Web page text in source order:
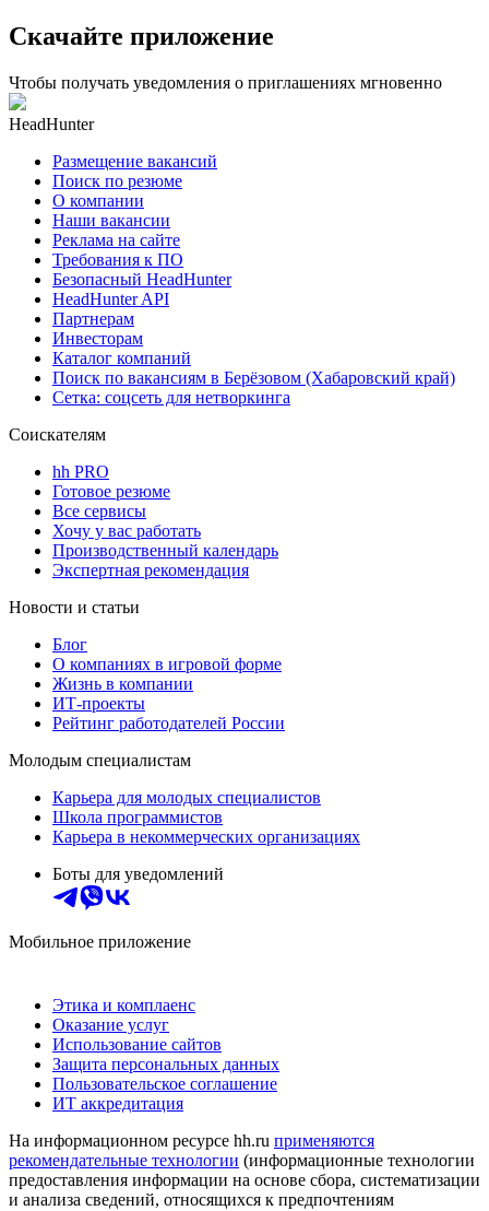
Скачайте приложение
Чтобы получать уведомления о приглашениях мгновенно
HeadHunter
Размещение вакансий
Поиск по резюме
О компании
Наши вакансии
Реклама на сайте
Требования к ПО
Безопасный HeadHunter
HeadHunter API
Партнерам
Инвесторам
Каталог компаний
Поиск по вакансиям в Берёзовом (Хабаровский край)
Сетка: соцсеть для нетворкинга
Соискателям
hh PRO
Готовое резюме
Все сервисы
Хочу у вас работать
Производственный календарь
Экспертная рекомендация
Новости и статьи
Блог
О компаниях в игровой форме
Жизнь в компании
ИТ-проекты
Рейтинг работодателей России
Молодым специалистам
Карьера для молодых специалистов
Школа программистов
Карьера в некоммерческих организациях
Боты для уведомлений
Мобильное приложение
Этика и комплаенс
Оказание услуг
Использование сайтов
Защита персональных данных
Пользовательское соглашение
ИТ аккредитация
На информационном ресурсе hh.ru применяются
рекомендательные технологии (информационные технологии
предоставления информации на основе сбора, систематизации
и анализа сведений, относящихся к предпочтениям